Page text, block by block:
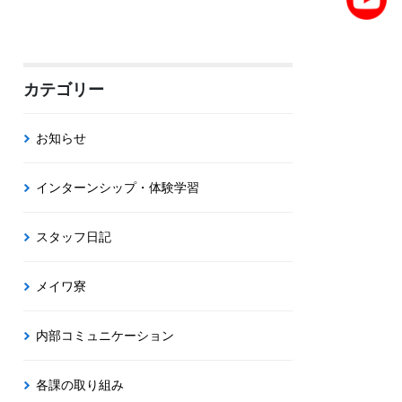
カテゴリー
お知らせ
インターンシップ・体験学習
スタッフ日記
メイワ寮
内部コミュニケーション
各課の取り組み